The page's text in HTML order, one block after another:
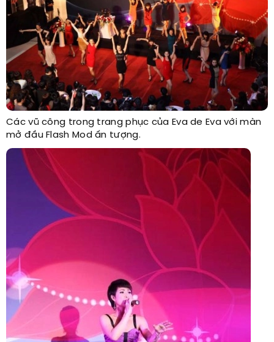
Các vũ công trong trang phục của Eva de Eva với màn
mở đầu Flash Mod ấn tượng.